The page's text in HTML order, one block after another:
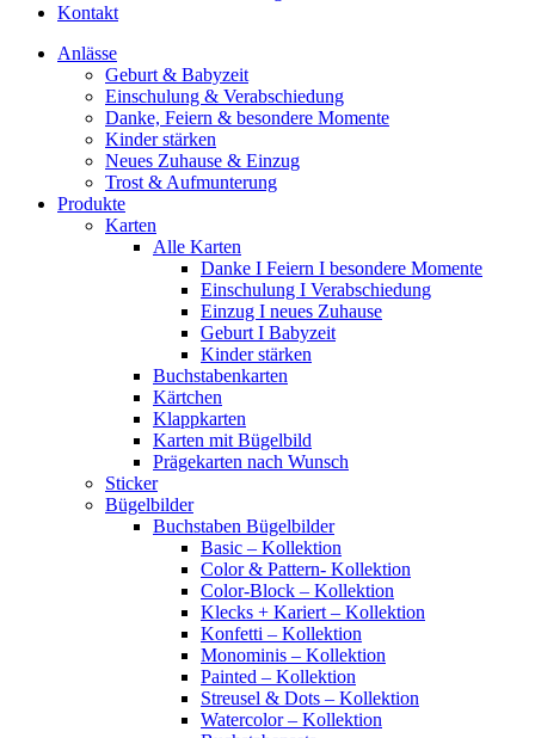
Kontakt
Anlässe
Geburt & Babyzeit
Einschulung & Verabschiedung
Danke, Feiern & besondere Momente
Kinder stärken
Neues Zuhause & Einzug
Trost & Aufmunterung
Produkte
Karten
Alle Karten
Danke I Feiern I besondere Momente
Einschulung I Verabschiedung
Einzug I neues Zuhause
Geburt I Babyzeit
Kinder stärken
Buchstabenkarten
Kärtchen
Klappkarten
Karten mit Bügelbild
Prägekarten nach Wunsch
Sticker
Bügelbilder
Buchstaben Bügelbilder
Basic – Kollektion
Color & Pattern- Kollektion
Color-Block – Kollektion
Klecks + Kariert – Kollektion
Konfetti – Kollektion
Monominis – Kollektion
Painted – Kollektion
Streusel & Dots – Kollektion
Watercolor – Kollektion